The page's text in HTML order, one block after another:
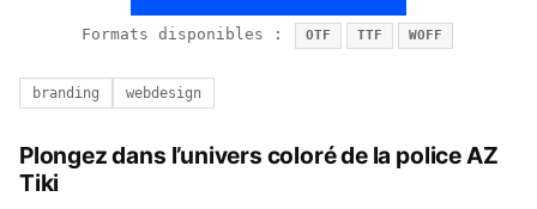
Formats disponibles : OTF TTF WOFF
branding webdesign
Plongez dans l’univers coloré de la police AZ
Tiki